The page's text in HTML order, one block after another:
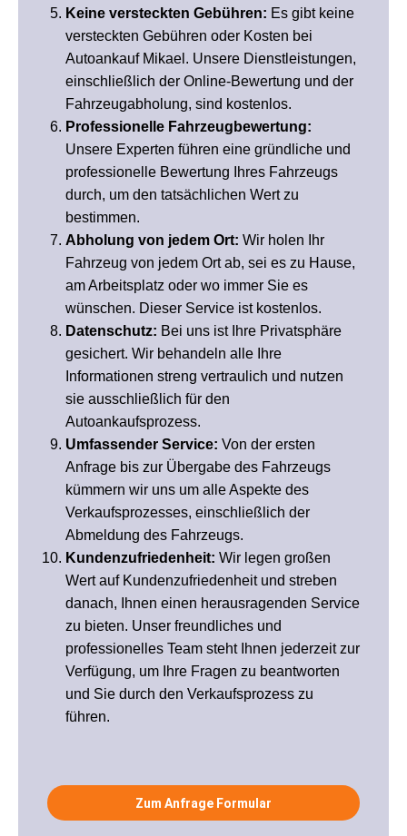
Keine versteckten Gebühren: Es gibt keine
versteckten Gebühren oder Kosten bei
Autoankauf Mikael. Unsere Dienstleistungen,
einschließlich der Online-Bewertung und der
Fahrzeugabholung, sind kostenlos.
Professionelle Fahrzeugbewertung:
Unsere Experten führen eine gründliche und
professionelle Bewertung Ihres Fahrzeugs
durch, um den tatsächlichen Wert zu
bestimmen.
Abholung von jedem Ort: Wir holen Ihr
Fahrzeug von jedem Ort ab, sei es zu Hause,
am Arbeitsplatz oder wo immer Sie es
wünschen. Dieser Service ist kostenlos.
Datenschutz: Bei uns ist Ihre Privatsphäre
gesichert. Wir behandeln alle Ihre
Informationen streng vertraulich und nutzen
sie ausschließlich für den
Autoankaufsprozess.
Umfassender Service: Von der ersten
Anfrage bis zur Übergabe des Fahrzeugs
kümmern wir uns um alle Aspekte des
Verkaufsprozesses, einschließlich der
Abmeldung des Fahrzeugs.
Kundenzufriedenheit: Wir legen großen
Wert auf Kundenzufriedenheit und streben
danach, Ihnen einen herausragenden Service
zu bieten. Unser freundliches und
professionelles Team steht Ihnen jederzeit zur
Verfügung, um Ihre Fragen zu beantworten
und Sie durch den Verkaufsprozess zu
führen.
Zum Anfrage Formular